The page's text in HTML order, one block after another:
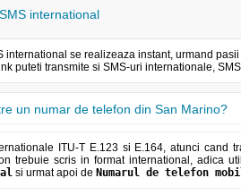
international
international se realizeaza instant, urmand
puteti transmite si SMS-uri internationale,
un numar de telefon din San Marino?
ITU-T E.123 si E.164, atunci
trebuie scris in format international, adica
si urmat apoi de Numarul de telefon